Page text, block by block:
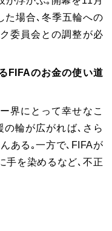
た場合､冬季五輪への
委員会との調整が必
FIFAのお金の使い道
界にとって幸せなこ
の輪が広がれば､さら
ある｡一方で､FIFAが
手を染めるなど､不正